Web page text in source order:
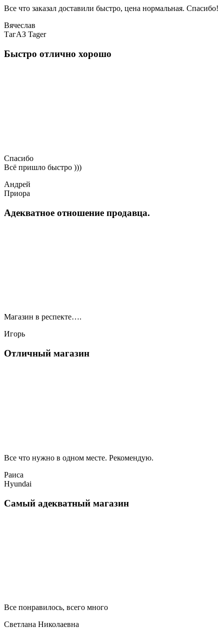
Все что заказал доставили быстро, цена нормальная. Спасибо!
Вячеслав
ТагАЗ Tager
Быстро отлично хорошо
Спасибо
Всё пришло быстро )))
Андрей
Приора
Адекватное отношение продавца.
Магазин в респекте….
Игорь
Отличный магазин
Все что нужно в одном месте. Рекомендую.
Раиса
Hyundai
Самый адекватный магазин
Все понравилось, всего много
Светлана Николаевна